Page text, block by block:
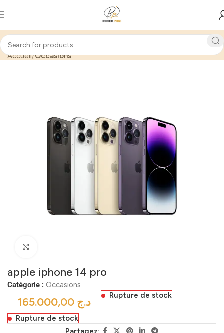
Accueil Occasions
apple iphone 14 pro
Catégorie : Occasions
د.ج Rupture de stock
Rupture de stock
Partagez: